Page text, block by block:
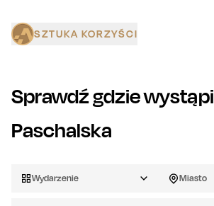
SZTUKA KORZYŚCI
Sprawdź gdzie wystąpi
Paschalska
Wydarzenie Miasto